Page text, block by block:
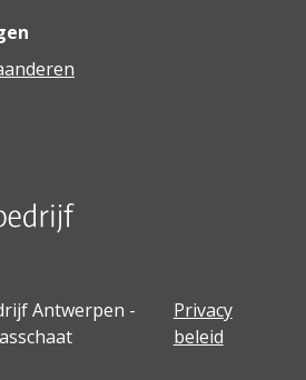
Antwerpen -
Privacy
beleid